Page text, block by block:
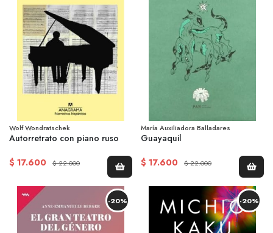
Wolf Wondratschek
Autorretrato con piano ruso
$ 17.600
$ 22.000
María Auxiliadora Balladares
Guayaquil
$ 17.600
$ 22.000
-20% -20%